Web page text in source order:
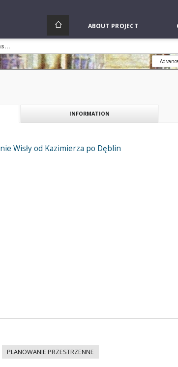
ABOUT PROJECT
INFORMATION
Wisły od Kazimierza po Dęblin
PLANOWANIE PRZESTRZENNE